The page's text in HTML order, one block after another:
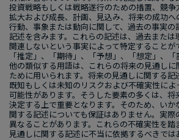
投資戦略も​しくは​戦略遂行の​ための​措置、​競争
拡大および​成長、​計画、​見込み、​将来の​成功へ
行動、​事象または​動向に​関して、​過去の​事実の​
記述を​含みます。​これらの​記述は、​過去また
関連しないと​いう​事実に​よって​特定する​ことが
「推定」、​「期待」、​「予想」、​「想定」、​
他の​類似する​用語は、​これらの​将来の​見通しに​
ために​用いられます。​将来の​見通しに​関する​記
既知もしくは​未知の​リスクおよび​不確実性に​よ
可能性が​あります。​そうした​要素の​多くは、​
決定する​上で​重要と​なります。​その​ため、​い
関する​記述に​ついても​保証は​ありません。​実際
異なる​ことがあります。​これらの​不確実性を​踏
見通しに​関する​記述に​不当に​依拠するべきでは​